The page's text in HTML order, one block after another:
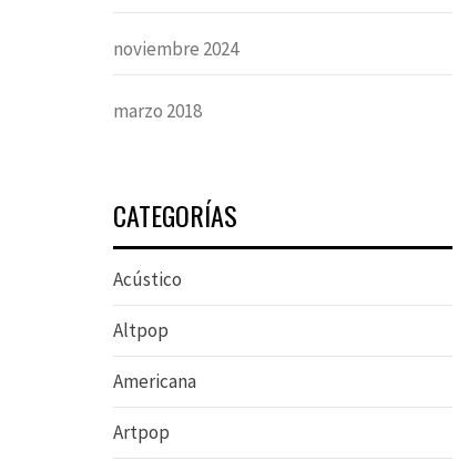
noviembre 2024
marzo 2018
CATEGORÍAS
Acústico
Altpop
Americana
Artpop